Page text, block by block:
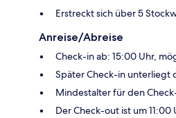
Erstreckt sich über 5
Anreise/Abreise
Check-in ab: 15:00 Uhr,
Später Check-in unterliegt
Mindestalter für den
Der Check-out ist um 11:00